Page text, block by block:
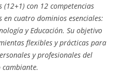
(12+1) con 12 competencias
en cuatro dominios esenciales:
y Educación. Su objetivo
flexibles y prácticas para
y profesionales del
cambiante.